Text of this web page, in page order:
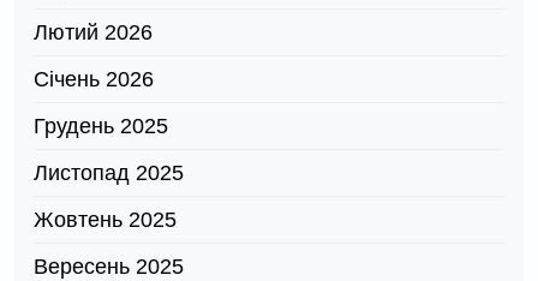
Лютий 2026
Січень 2026
Грудень 2025
Листопад 2025
Жовтень 2025
Вересень 2025